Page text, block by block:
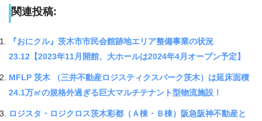
関連投稿:
『おにクル』茨木市市民会館跡地エリア整備事業の状況
23.12【2023年11月開館、大ホールは2024年4月オープン予定】
MFLP 茨木 （三井不動産ロジスティクスパーク茨木）は延床面積
24.1万㎡の規格外過ぎる巨大マルチテナント型物流施設！
ロジスタ・ロジクロス茨木彩都（Ａ棟・Ｂ棟）阪急阪神不動産と